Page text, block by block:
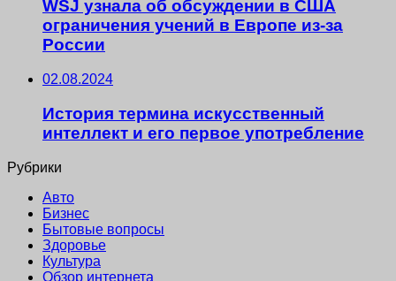
WSJ узнала об обсуждении в США
ограничения учений в Европе из-за
России
02.08.2024
История термина искусственный
интеллект и его первое употребление
Рубрики
Авто
Бизнес
Бытовые вопросы
Здоровье
Культура
Обзор интернета